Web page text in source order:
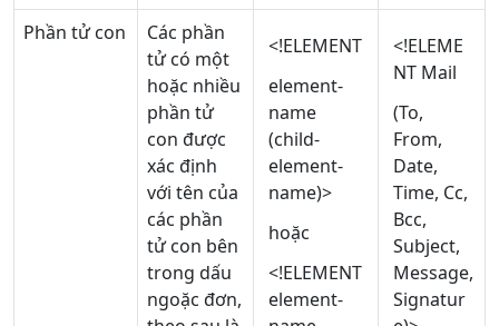
Phần tử con
Các phần
tử có một
hoặc nhiều
phần tử
con được
xác định
với tên của
các phần
tử con bên
trong dấu
ngoặc đơn,
<!ELEMENT
element-
name
(child-
element-
name)>
hoặc
<!ELEMENT
element-
<!ELEME
NT Mail
(To,
From,
Date,
Time, Cc,
Bcc,
Subject,
Message,
Signatur